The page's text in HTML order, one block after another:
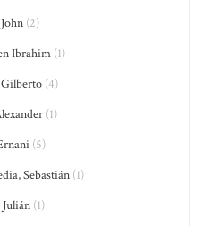
(2)
Ibrahim (1)
(4)
(1)
(5)
Sebastián(1)
(1)